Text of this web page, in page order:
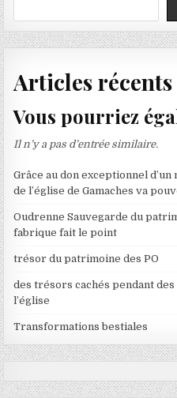
Articles récents
Vous pourriez
Il n’y a pas d’entrée similaire.
Grâce au don exceptionnel
de l’église de Gamaches va
Oudrenne Sauvegarde du
fabrique fait le point
trésor du patrimoine des PO
des trésors cachés pendant
l’église
Transformations bestiales